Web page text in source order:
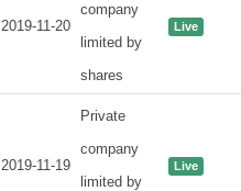
2019-11-20
company
limited by
shares
Live
2019-11-19
Private
company
limited by
Live